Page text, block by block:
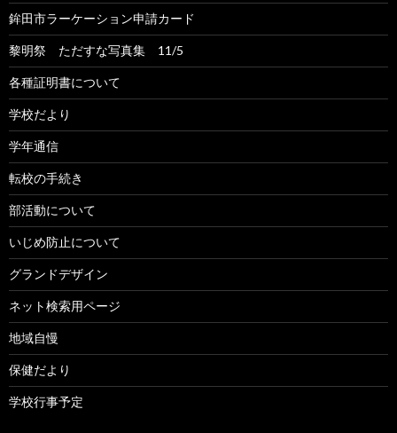
鉾田市ラーケーション申請カード
黎明祭 ただすな写真集 11/5
各種証明書について
学校だより
学年通信
転校の手続き
部活動について
いじめ防止について
グランドデザイン
ネット検索用ページ
地域自慢
保健だより
学校行事予定